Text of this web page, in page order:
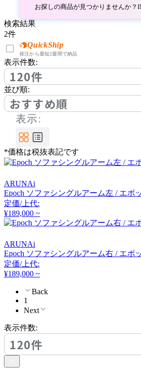
Fumi
フミ
HIDA
ヒダ
HIRATA CHAIR COLLEC
TION
ヒラタチェアーコレクシ
ョン
HOMEDAY
ホームデイ
IDÉE
イデー
カワジュン
お探しの商品が見つかりませんか？
検索結果
2件
QuickShip
発注から最短2週間で納品
表示件数:
120件
並び順:
おすすめ順
表示:
*価格は税抜表記です
ARUNAi
Epoch ソファシングルアーム左 / エポ
定価/上代:
¥189,000 ~
ARUNAi
Epoch ソファシングルアーム右 / エポ
定価/上代:
¥189,000 ~
Back
1
Next
表示件数:
120件